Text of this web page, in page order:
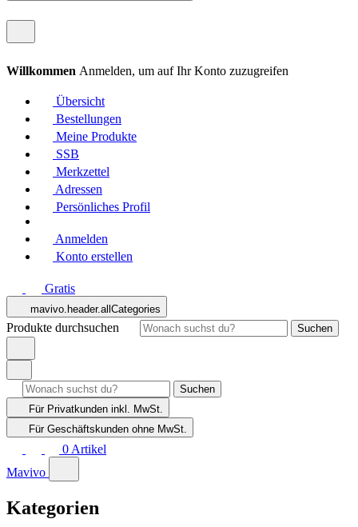
Willkommen Anmelden, um auf Ihr Konto zuzugreifen
Übersicht
Bestellungen
Meine Produkte
SSB
Merkzettel
Adressen
Persönliches Profil
Anmelden
Konto erstellen
Gratis
mavivo.header.allCategories
Produkte durchsuchen Suchen
Suchen
Für Privatkunden inkl. MwSt.
Für Geschäftskunden ohne MwSt.
0 Artikel
Mavivo
Kategorien